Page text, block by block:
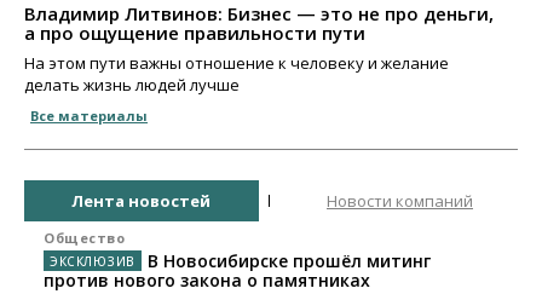
Владимир Литвинов: Бизнес — это не про деньги,
а про ощущение правильности пути
На этом пути важны отношение к человеку и желание
делать жизнь людей лучше
Все материалы
Лента новостей Новости компаний
Общество
В Новосибирске прошёл митинг
против нового закона о памятниках